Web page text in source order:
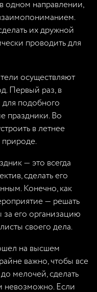
одном направлении,
их дружной
проводить для
осуществляют
Первый раз, в
для подобного
праздники. Во
в летнее
природе.
— это всегда
сделать его
Конечно, как
— решать
за его организацию
своего дела.
на высшем
важно, чтобы все
мелочей, сделать
невозможно. Если